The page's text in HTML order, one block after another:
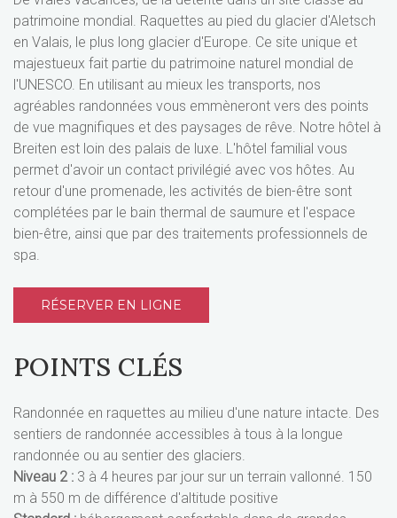
patrimoine mondial. Raquettes au pied du glacier d'Aletsch
en Valais, le plus long glacier d'Europe. Ce site unique et
majestueux fait partie du patrimoine naturel mondial de
l'UNESCO. En utilisant au mieux les transports, nos
agréables randonnées vous emmèneront vers des points
de vue magnifiques et des paysages de rêve. Notre hôtel à
Breiten est loin des palais de luxe. L'hôtel familial vous
permet d'avoir un contact privilégié avec vos hôtes. Au
retour d'une promenade, les activités de bien-être sont
complétées par le bain thermal de saumure et l'espace
bien-être, ainsi que par des traitements professionnels de
spa.
RÉSERVER EN LIGNE
POINTS CLÉS
Randonnée en raquettes au milieu d'une nature intacte. Des
sentiers de randonnée accessibles à tous à la longue
randonnée ou au sentier des glaciers.
Niveau 2 : 3 à 4 heures par jour sur un terrain vallonné. 150
m à 550 m de différence d'altitude positive